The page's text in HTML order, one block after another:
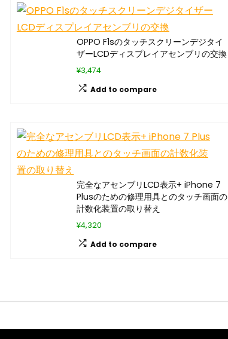
OPPO F1sのタッチスクリーンデジタイ
ザーLCDディスプレイアセンブリの交換
¥3,474
Add to compare
完全なアセンブリLCD表示+ iPhone 7
Plusのための修理用具とのタッチ画面の
計数化装置の取り替え
¥4,320
Add to compare